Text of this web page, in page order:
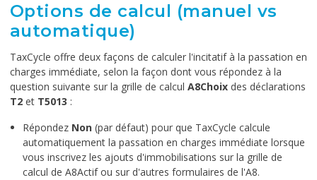
Options de calcul (manuel vs
automatique)
TaxCycle offre deux façons de calculer l'incitatif à la passation en
charges immédiate, selon la façon dont vous répondez à la
question suivante sur la grille de calcul A8Choix des déclarations
T2 et T5013 :
Répondez Non (par défaut) pour que TaxCycle calcule
automatiquement la passation en charges immédiate lorsque
vous inscrivez les ajouts d'immobilisations sur la grille de
calcul de A8Actif ou sur d'autres formulaires de l'A8.